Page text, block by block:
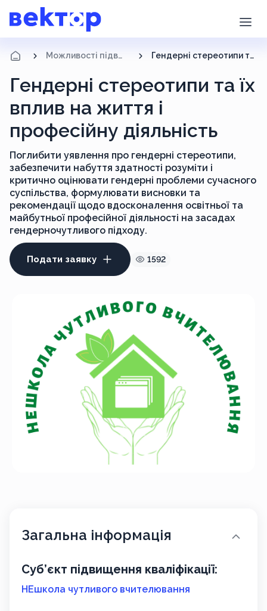
Можливості підвищення кваліфікації Гендерні стереотипи та їх вплив на життя і професійну діяльність
Гендерні стереотипи та їх
вплив на життя і
професійну діяльність
Поглибити уявлення про гендерні стереотипи,
забезпечити набуття здатності розуміти і
критично оцінювати гендерні проблеми сучасного
суспільства, формулювати висновки та
рекомендації щодо вдосконалення освітньої та
майбутньої професійної діяльності на засадах
гендерночутливого підходу.
Подати заявку 1592
Загальна інформація
Суб’єкт підвищення кваліфікації:
НЕшкола чутливого вчителювання